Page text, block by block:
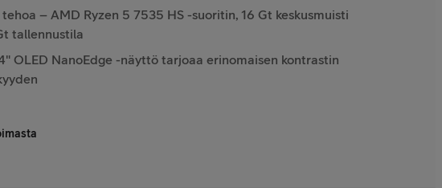
– AMD Ryzen 5 7535 HS -suoritin, 16 Gt keskusmuisti
tallennustila
OLED NanoEdge -näyttö tarjoaa erinomaisen kontrastin